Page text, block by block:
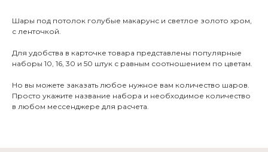
Шары под потолок голубые макарунс и светлое золото хром,
с ленточкой.
Для удобства в карточке товара представлены популярные
наборы 10, 16, 30 и 50 штук с равным соотношением по цветам.
Но вы можете заказать любое нужное вам количество шаров.
Просто укажите название набора и необходимое количество
в любом мессенджере для расчета.